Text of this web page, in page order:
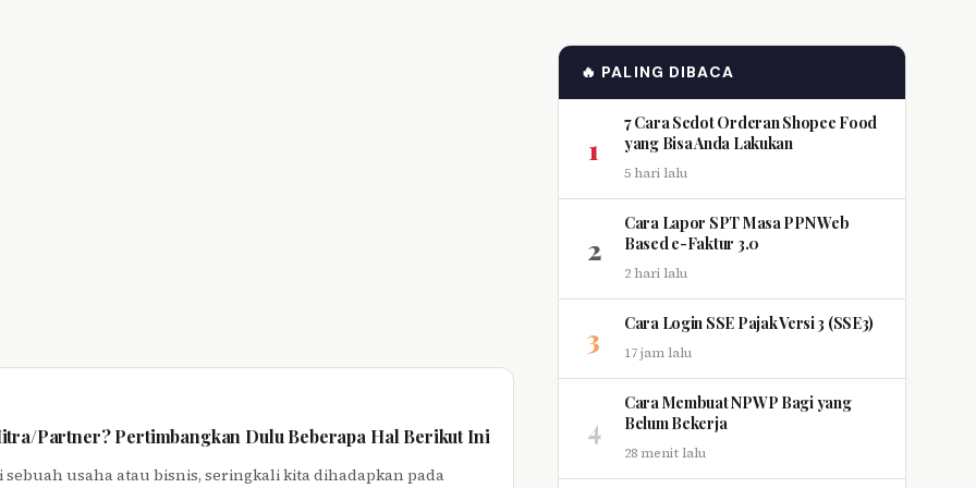
Partner? Pertimbangkan Dulu Beberapa Hal Berikut Ini
usaha atau bisnis, seringkali kita dihadapkan pada
🔥 PALING DIBACA
1
7 Cara Sedot Orderan Shopee Food
yang Bisa Anda Lakukan
5 hari lalu
2
Cara Lapor SPT Masa PPN Web
Based e-Faktur 3.0
2 hari lalu
3 Cara Login SSE Pajak Versi 3 (SSE3)
17 jam lalu
4
Cara Membuat NPWP Bagi yang
Belum Bekerja
28 menit lalu